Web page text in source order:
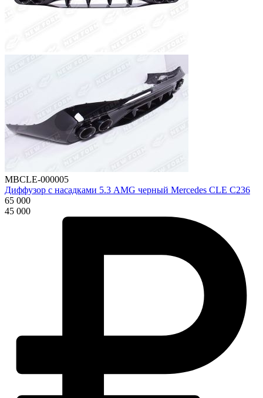
MBCLE-000005
Диффузор с насадками 5.3 AMG черный Mercedes CLE C236
65 000
45 000